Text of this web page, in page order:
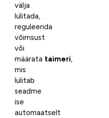
välja
lülitada,
reguleerida
võimsust
või
määrata taimeri,
mis
lülitab
seadme
ise
automaatselt